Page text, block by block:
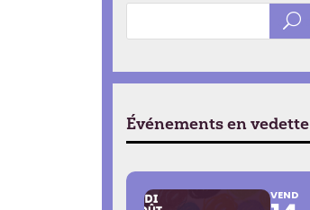
Événements en vedette
VEND